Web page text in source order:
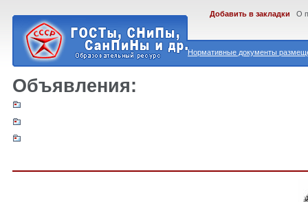
Нормативные документы
Добавить в закладки О
Объявления: